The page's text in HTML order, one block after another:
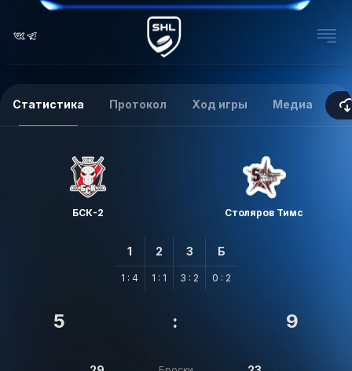
Статистика Протокол Ход игры Медиа
БСК-2 Столяров Тимс
1
1 : 4
2
1 : 1
3
3 : 2
Б
0 : 2
5 : 9